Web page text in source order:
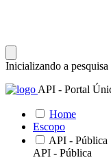
Inicializando a pesquisa
API - Portal
Home
Escopo
API - Pública
API - Pública